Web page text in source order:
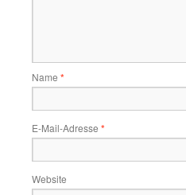
Name *
E-Mail-Adresse *
Website